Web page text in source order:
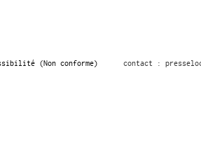
(Non conforme) contact :